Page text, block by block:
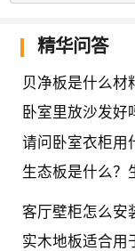
精华问答
贝净板是什么材
卧室里放沙发好
请问卧室衣柜用
生态板是什么？
客厅壁柜怎么安
实木地板适合用